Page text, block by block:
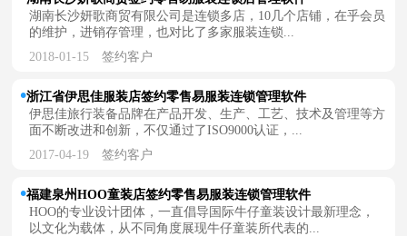
湖南长沙妍歌商贸有限公司是连锁多店，10几个店铺，在乎会员
的维护，进销存管理，也对比了多家服装连锁...
2018-01-15 签约客户
浙江省伊思佳服装店签约零售易服装连锁管理软件
伊思佳旅行装备品牌在产品开发、生产、工艺、技术及管理等方
面不断改进和创新，不仅通过了ISO9000认证，...
2017-04-19 签约客户
福建泉州HOO童装店签约零售易服装连锁管理软件
HOO的专业设计团体，一直倡导国际牛仔童装设计最新理念，
以文化为载体，从不同角度展现牛仔童装所代表的...